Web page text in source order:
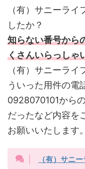
（有）サニーラ
したか？
知らない番号から
くさんいらっしゃ
（有）サニーラ
ういった用件の電
0928070101から
だったなど内容を
お願いいたします。
（有）サニ